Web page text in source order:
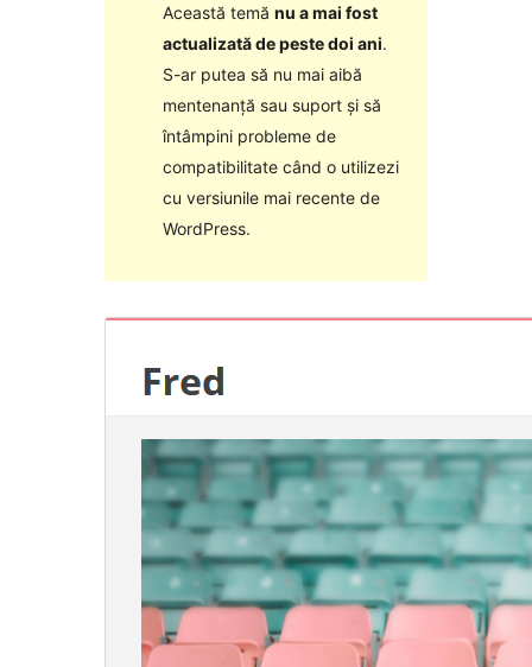
Această temă nu a mai fost
actualizată de peste doi ani.
S-ar putea să nu mai aibă
mentenanță sau suport și să
întâmpini probleme de
compatibilitate când o utilizezi
cu versiunile mai recente de
WordPress.